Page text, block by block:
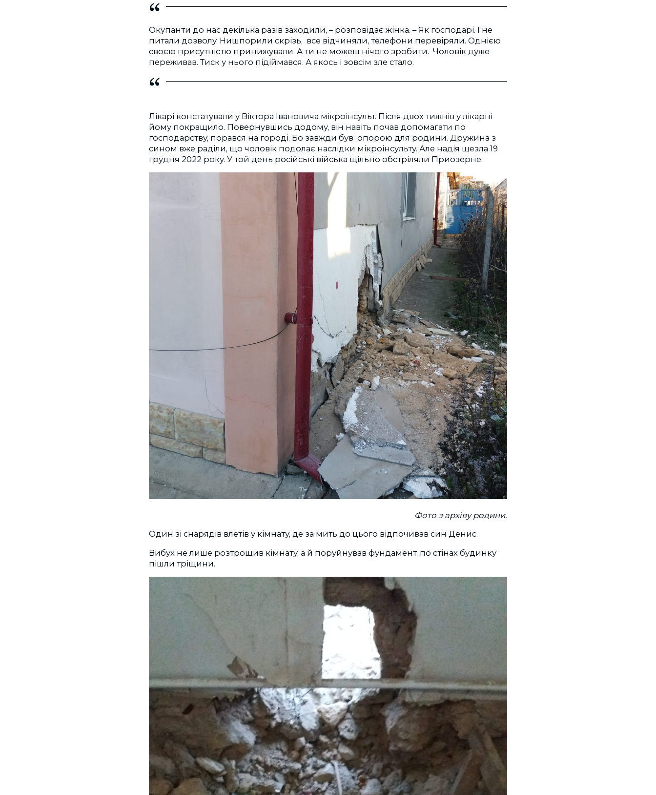
Окупанти до нас декілька разів заходили, – розповідає жінка. – Як господарі. І не
питали дозволу. Нишпорили скрізь, все відчиняли, телефони перевіряли. Однією
своєю присутністю принижували. А ти не можеш нічого зробити. Чоловік дуже
переживав. Тиск у нього підіймався. А якось і зовсім зле стало.
Лікарі констатували у Віктора Івановича мікроінсульт. Після двох тижнів у лікарні
йому покращило. Повернувшись додому, він навіть почав допомагати по
господарству, порався на городі. Бо завжди був опорою для родини. Дружина з
сином вже раділи, що чоловік подолає наслідки мікроінсульту. Але надія щезла 19
грудня 2022 року. У той день російські війська щільно обстріляли Приозерне.
Фото з архіву родини.
Один зі снарядів влетів у кімнату, де за мить до цього відпочивав син Денис.
Вибух не лише розтрощив кімнату, а й поруйнував фундамент, по стінах будинку
пішли тріщини.